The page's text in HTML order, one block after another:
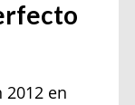
2012 en